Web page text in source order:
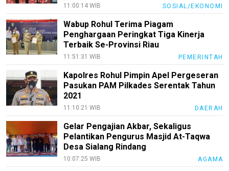
11:00:14 WIB SOSIAL/EKONOMI
Wabup Rohul Terima Piagam
Penghargaan Peringkat Tiga Kinerja
Terbaik Se-Provinsi Riau
11:51:31 WIB PEMERINTAH
Kapolres Rohul Pimpin Apel Pergeseran
Pasukan PAM Pilkades Serentak Tahun
2021
11:10:21 WIB DAERAH
Gelar Pengajian Akbar, Sekaligus
Pelantikan Pengurus Masjid At-Taqwa
Desa Sialang Rindang
10:07:25 WIB AGAMA
Info
Rohul
Karir
pendidikan
Etik
Internal